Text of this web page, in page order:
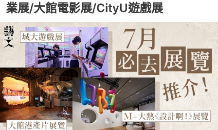
業展/大館電影展/CityU遊戲展